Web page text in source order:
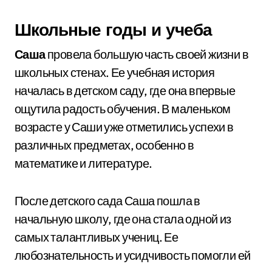
Школьные годы и учеба
Сашапровела большую часть своей жизни в
школьных стенах. Ее учебная история
началась в детском саду, где она впервые
ощутила радость обучения. В маленьком
возрасте у Саши уже отметились успехи в
различных предметах, особенно в
математике и литературе.
После детского сада Саша пошла в
начальную школу, где она стала одной из
самых талантливых учениц. Ее
любознательность и усидчивость помогли ей